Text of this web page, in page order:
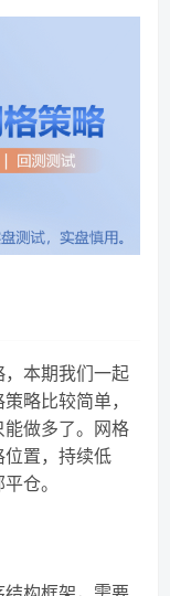
本期我们一起
略比较简单，
做多了。网格
置，持续低
仓。